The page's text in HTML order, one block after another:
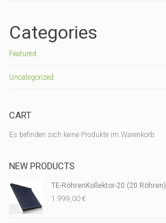
Categories
Featured
Uncategorized
CART
Es befinden sich keine Produkte im Warenkorb.
NEW PRODUCTS
TE-RöhrenKollektor-20 (20 Röhren)
1.999,00 €